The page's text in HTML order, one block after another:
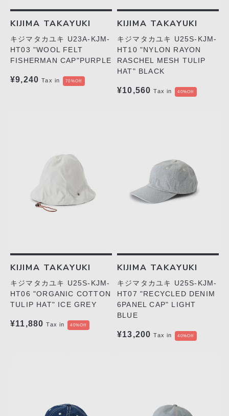
KIJIMA TAKAYUKI
キジマタカユキ U23A-KJM-
HT03 "WOOL FELT
FISHERMAN CAP"PURPLE
¥9,240 Tax in 70%Off
KIJIMA TAKAYUKI
キジマタカユキ U25S-KJM-
HT10 "NYLON RAYON
RASCHEL MESH TULIP
HAT" BLACK
¥10,560 Tax in 40%Off
KIJIMA TAKAYUKI
キジマタカユキ U25S-KJM-
HT06 "ORGANIC COTTON
TULIP HAT" ICE GREY
¥11,880 Tax in 40%Off
KIJIMA TAKAYUKI
キジマタカユキ U25S-KJM-
HT07 "RECYCLED DENIM
6PANEL CAP" LIGHT
BLUE
¥13,200 Tax in 40%Off